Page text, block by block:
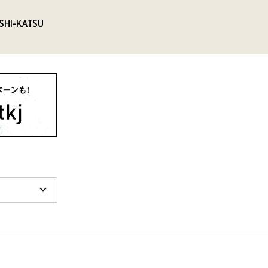
KATSU